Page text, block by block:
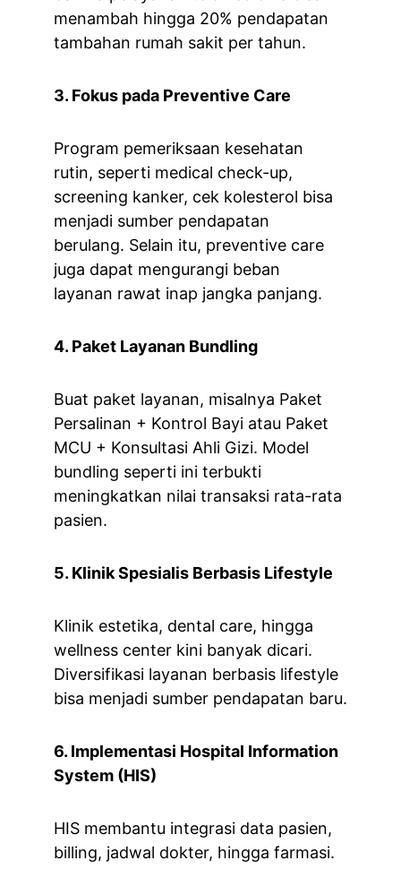
menambah hingga 20% pendapatan
tambahan rumah sakit per tahun.
3. Fokus pada Preventive Care
Program pemeriksaan kesehatan
rutin, seperti medical check-up,
screening kanker, cek kolesterol bisa
menjadi sumber pendapatan
berulang. Selain itu, preventive care
juga dapat mengurangi beban
layanan rawat inap jangka panjang.
4. Paket Layanan Bundling
Buat paket layanan, misalnya Paket
Persalinan + Kontrol Bayi atau Paket
MCU + Konsultasi Ahli Gizi. Model
bundling seperti ini terbukti
meningkatkan nilai transaksi rata-rata
pasien.
5. Klinik Spesialis Berbasis Lifestyle
Klinik estetika, dental care, hingga
wellness center kini banyak dicari.
Diversifikasi layanan berbasis lifestyle
bisa menjadi sumber pendapatan baru.
6. Implementasi Hospital Information
System (HIS)
HIS membantu integrasi data pasien,
billing, jadwal dokter, hingga farmasi.